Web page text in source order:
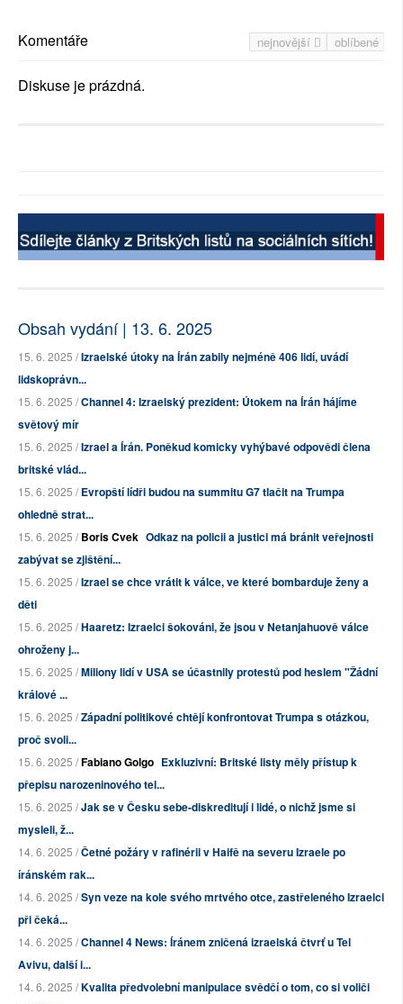
nejnovější oblíbené
Komentáře
Diskuse je prázdná.
Obsah vydání | 13. 6. 2025
15. 6. 2025 /Izraelské útoky na Írán zabily nejméně 406 lidí, uvádí
lidskoprávn...
15. 6. 2025 /Channel 4: Izraelský prezident: Útokem na Írán hájíme
světový mír
15. 6. 2025 /Izrael a Írán. Poněkud komicky vyhýbavé odpovědi člena
britské vlád...
15. 6. 2025 /Evropští lídři budou na summitu G7 tlačit na Trumpa
ohledně strat...
15. 6. 2025 /Boris Cvek Odkaz na policii a justici má bránit veřejnosti
zabývat se zjištění...
15. 6. 2025 /Izrael se chce vrátit k válce, ve které bombarduje ženy a
děti
15. 6. 2025 /Haaretz: Izraelci šokováni, že jsou v Netanjahuově válce
ohroženy j...
15. 6. 2025 /Miliony lidí v USA se účastnily protestů pod heslem "Žádní
králové ...
15. 6. 2025 /Západní politikové chtějí konfrontovat Trumpa s otázkou,
proč svoli...
15. 6. 2025 /Fabiano Golgo Exkluzivní: Britské listy měly přístup k
přepisu narozeninového tel...
15. 6. 2025 /Jak se v Česku sebe-diskreditují i lidé, o nichž jsme si
mysleli, ž...
14. 6. 2025 /Četné požáry v rafinérii v Haifě na severu Izraele po
íránském rak...
14. 6. 2025 /Syn veze na kole svého mrtvého otce, zastřeleného Izraelci
při čeká...
14. 6. 2025 /Channel 4 News: Íránem zničená izraelská čtvrť u Tel
Avivu, další i...
14. 6. 2025 /Kvalita předvolební manipulace svědčí o tom, co si voliči